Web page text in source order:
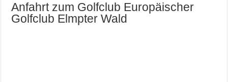
Anfahrt zum Golfclub Europäischer
Golfclub Elmpter Wald